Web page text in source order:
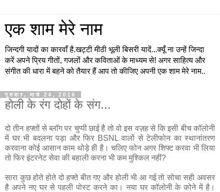
एक शाम मेरे नाम
जिन्दगी यादों का कारवाँ है.खट्टी मीठी भूली बिसरी यादें...क्यूँ ना उन्हें जिन्दा
करें अपने प्रिय गीतों, गजलों और कविताओं के माध्यम से! अगर साहित्य और
संगीत की धारा में बहने को तैयार हैं आप तो कीजिए अपनी एक शाम मेरे नाम..
गुरुवार, मार्च 24, 2016
होली के रंग दोहों के संग...
दो तीन हफ्तों से ब्लॉग पर चुप्पी छाई है तो वो इस वज़ह से कि इसी बीच कॉलोनी
में घर भी बदलना पड़ा और फिर BSNL वालों से टेलीफोन का स्थानांतरण
करवाना कोई आसान काम थोड़े ही है। चलिए फोन अगर शिफ्ट करवा भी लिया
तो फिर इंटरनेट सेवा की बहाली करना भी कम मुश्किल नहीं?
सारा कुछ होते होते दो हफ्ते बीत गए और होली भी आ गई तो सोचा सही अवसर
है अपने नए घर से पहली पोस्ट करने का। नया घर कॉलोनी के कोने में है।